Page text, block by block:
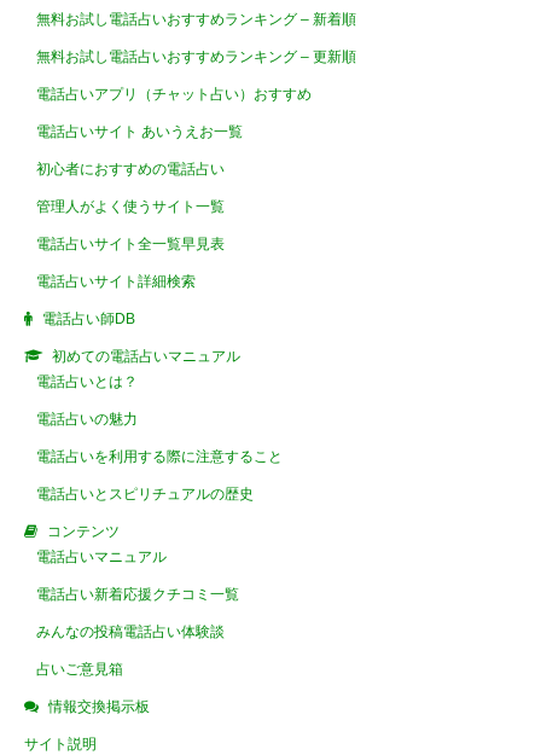
無料お試し電話占いおすすめランキング – 新着順
無料お試し電話占いおすすめランキング – 更新順
電話占いアプリ（チャット占い）おすすめ
電話占いサイト あいうえお一覧
初心者におすすめの電話占い
管理人がよく使うサイト一覧
電話占いサイト全一覧早見表
電話占いサイト詳細検索
電話占い師DB
初めての電話占いマニュアル
電話占いとは？
電話占いの魅力
電話占いを利用する際に注意すること
電話占いとスピリチュアルの歴史
コンテンツ
電話占いマニュアル
電話占い新着応援クチコミ一覧
みんなの投稿電話占い体験談
占いご意見箱
情報交換掲示板
サイト説明